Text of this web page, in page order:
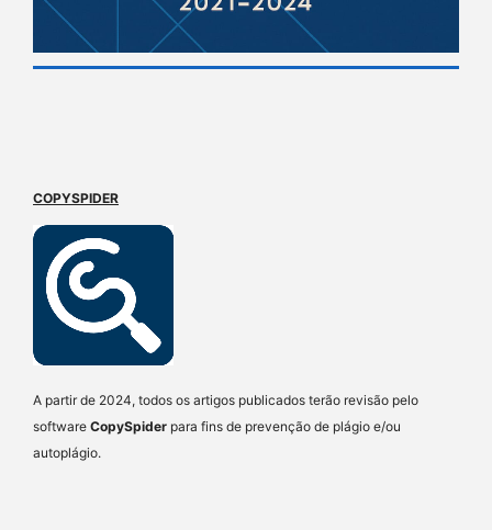
COPYSPIDER
A partir de 2024, todos os artigos publicados terão revisão pelo
software CopySpider para fins de prevenção de plágio e/ou
autoplágio.